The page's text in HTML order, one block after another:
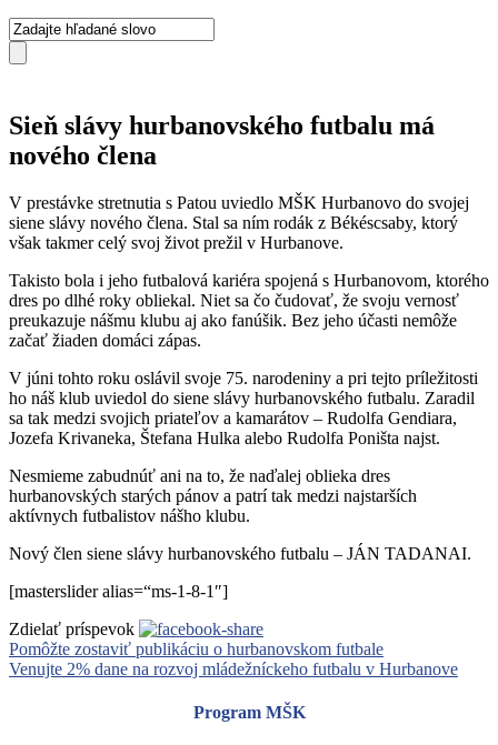
Sieň slávy hurbanovského futbalu má
nového člena
V prestávke stretnutia s Patou uviedlo MŠK Hurbanovo do svojej
siene slávy nového člena. Stal sa ním rodák z Békéscsaby, ktorý
však takmer celý svoj život prežil v Hurbanove.
Takisto bola i jeho futbalová kariéra spojená s Hurbanovom, ktorého
dres po dlhé roky obliekal. Niet sa čo čudovať, že svoju vernosť
preukazuje nášmu klubu aj ako fanúšik. Bez jeho účasti nemôže
začať žiaden domáci zápas.
V júni tohto roku oslávil svoje 75. narodeniny a pri tejto príležitosti
ho náš klub uviedol do siene slávy hurbanovského futbalu. Zaradil
sa tak medzi svojich priateľov a kamarátov – Rudolfa Gendiara,
Jozefa Krivaneka, Štefana Hulka alebo Rudolfa Poništa najst.
Nesmieme zabudnúť ani na to, že naďalej oblieka dres
hurbanovských starých pánov a patrí tak medzi najstarších
aktívnych futbalistov nášho klubu.
Nový člen siene slávy hurbanovského futbalu – JÁN TADANAI.
[masterslider alias=“ms-1-8-1″]
Zdielať príspevok
Pomôžte zostaviť publikáciu o hurbanovskom futbale
Venujte 2% dane na rozvoj mládežníckeho futbalu v Hurbanove
Program MŠK